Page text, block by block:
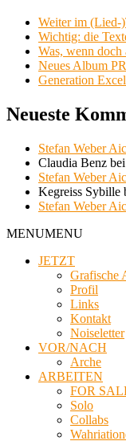
Weiter im
Wichtig: die
Was, wenn doch
Neues Album
Generation
Neueste
Stefan Weber
Claudia Benz bei
Stefan Weber
Kegreiss Sybille
Stefan Weber
MENUMENU
JETZT
Grafische
Profil
Links
Kontakt
Noiseletter
VOR/NACH
Arche
ARBEITEN
FOR
Solo
Collabs